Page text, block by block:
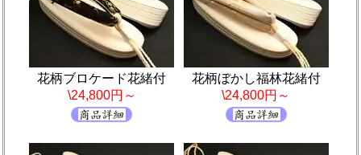
花柄ブロケード花緒付
\24,800円～
花柄ぼかし福林花緒付
\24,800円～